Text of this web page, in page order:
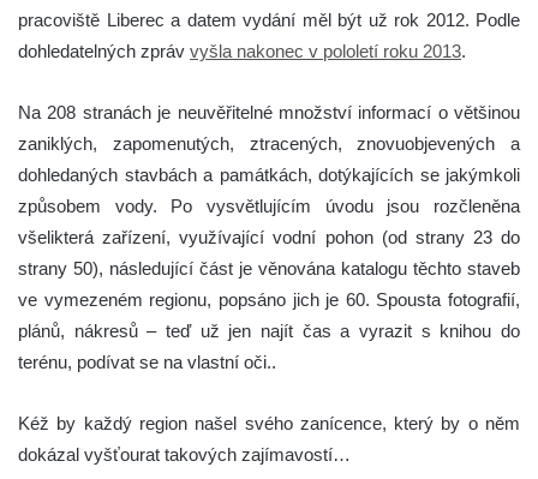
pracoviště Liberec a datem vydání měl být už rok 2012. Podle
dohledatelných zpráv vyšla nakonec v pololetí roku 2013.
Na 208 stranách je neuvěřitelné množství informací o většinou
zaniklých, zapomenutých, ztracených, znovuobjevených a
dohledaných stavbách a památkách, dotýkajících se jakýmkoli
způsobem vody. Po vysvětlujícím úvodu jsou rozčleněna
všelikterá zařízení, využívající vodní pohon (od strany 23 do
strany 50), následující část je věnována katalogu těchto staveb
ve vymezeném regionu, popsáno jich je 60. Spousta fotografií,
plánů, nákresů – teď už jen najít čas a vyrazit s knihou do
terénu, podívat se na vlastní oči..
Kéž by každý region našel svého zanícence, který by o něm
dokázal vyšťourat takových zajímavostí…